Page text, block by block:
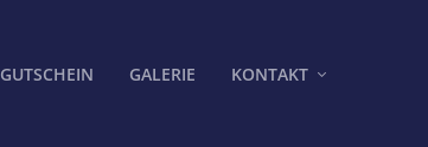
GUTSCHEIN GALERIE KONTAKT